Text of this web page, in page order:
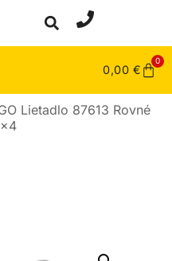
0,00 €
0
Lietadlo 87613 Rovné